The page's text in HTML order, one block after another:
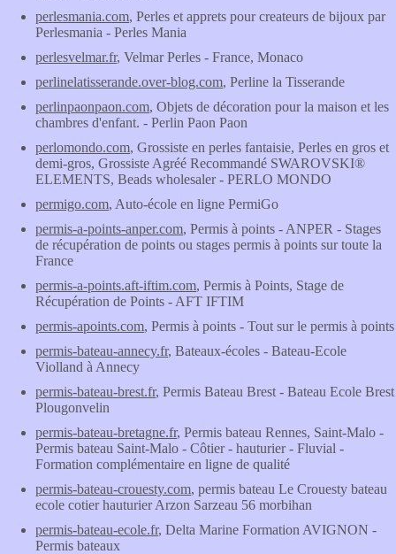
perlesmania.com, Perles et apprets pour createurs de bijoux par
Perlesmania - Perles Mania
perlesvelmar.fr, Velmar Perles - France, Monaco
perlinelatisserande.over-blog.com, Perline la Tisserande
perlinpaonpaon.com, Objets de décoration pour la maison et les
chambres d'enfant. - Perlin Paon Paon
perlomondo.com, Grossiste en perles fantaisie, Perles en gros et
demi-gros, Grossiste Agréé Recommandé SWAROVSKI®
ELEMENTS, Beads wholesaler - PERLO MONDO
permigo.com, Auto-école en ligne PermiGo
permis-a-points-anper.com, Permis à points - ANPER - Stages
de récupération de points ou stages permis à points sur toute la
France
permis-a-points.aft-iftim.com, Permis à Points, Stage de
Récupération de Points - AFT IFTIM
permis-apoints.com, Permis à points - Tout sur le permis à points
permis-bateau-annecy.fr, Bateaux-écoles - Bateau-Ecole
Violland à Annecy
permis-bateau-brest.fr, Permis Bateau Brest - Bateau Ecole Brest
Plougonvelin
permis-bateau-bretagne.fr, Permis bateau Rennes, Saint-Malo -
Permis bateau Saint-Malo - Côtier - hauturier - Fluvial -
Formation complémentaire en ligne de qualité
permis-bateau-crouesty.com, permis bateau Le Crouesty bateau
ecole cotier hauturier Arzon Sarzeau 56 morbihan
permis-bateau-ecole.fr, Delta Marine Formation AVIGNON -
Permis bateaux